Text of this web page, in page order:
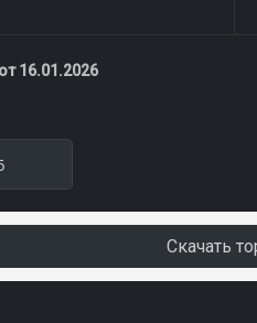
16.01.2026
Скачать